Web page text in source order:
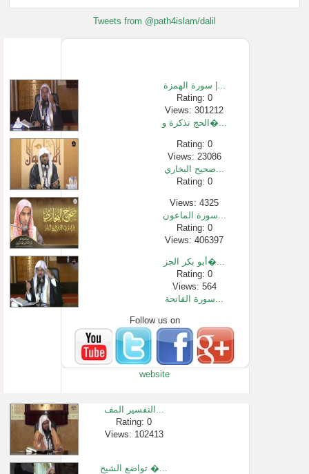
Tweets from @path4islam/dalil
سورة الهمزة |...
Rating: 0
Views: 301212
الحج تذكرة و�...
Rating: 0
Views: 23086
صحيح البخاري...
Rating: 0
Views: 4325
سورة الماعون...
Rating: 0
Views: 406397
أبو بكر الجز�...
Rating: 0
Views: 564
سورة الفاتحة...
Rating: 0
Views: 7338
حكم يمين الإ�...
Rating: 0
Follow us on
website
التفسير المف...
Rating: 0
Views: 102413
تواضع الشيخ �...